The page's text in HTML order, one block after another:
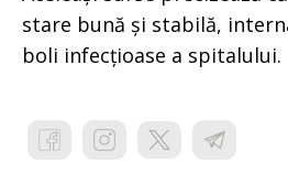
stare bună și stabilă,
boli infecțioase a spitalului.